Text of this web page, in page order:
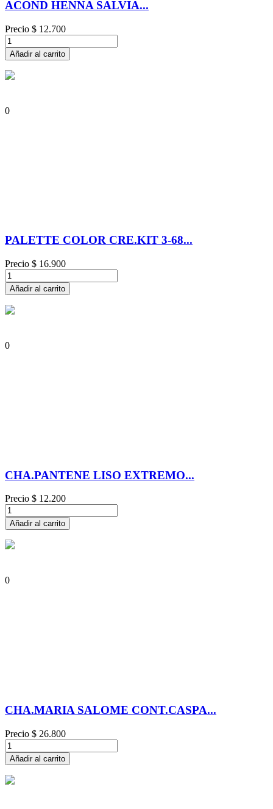
ACOND HENNA SALVIA...
Precio $ 12.700
Añadir al carrito
0
PALETTE COLOR CRE.KIT 3-68...
Precio $ 16.900
Añadir al carrito
0
CHA.PANTENE LISO EXTREMO...
Precio $ 12.200
Añadir al carrito
0
CHA.MARIA SALOME CONT.CASPA...
Precio $ 26.800
Añadir al carrito